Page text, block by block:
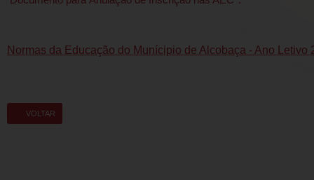
Normas da Educação do Munícipio de Alcobaça - Ano Letivo
VOLTAR